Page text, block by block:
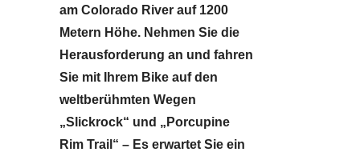
am Colorado River auf 1200
Metern Höhe. Nehmen Sie die
Herausforderung an und fahren
Sie mit Ihrem Bike auf den
weltberühmten Wegen
„Slickrock“ und „Porcupine
Rim Trail“ – Es erwartet Sie ein